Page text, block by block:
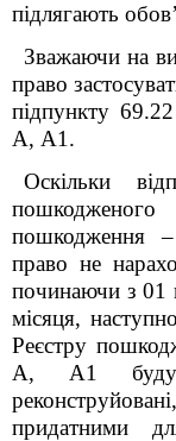
підлягають
Зважаючи на
право
підпункту
А, А1.
Оскільки
пошкодження
право не
починаючи з 01
місяця,
Реєстру
А, А1 будуть
придатними